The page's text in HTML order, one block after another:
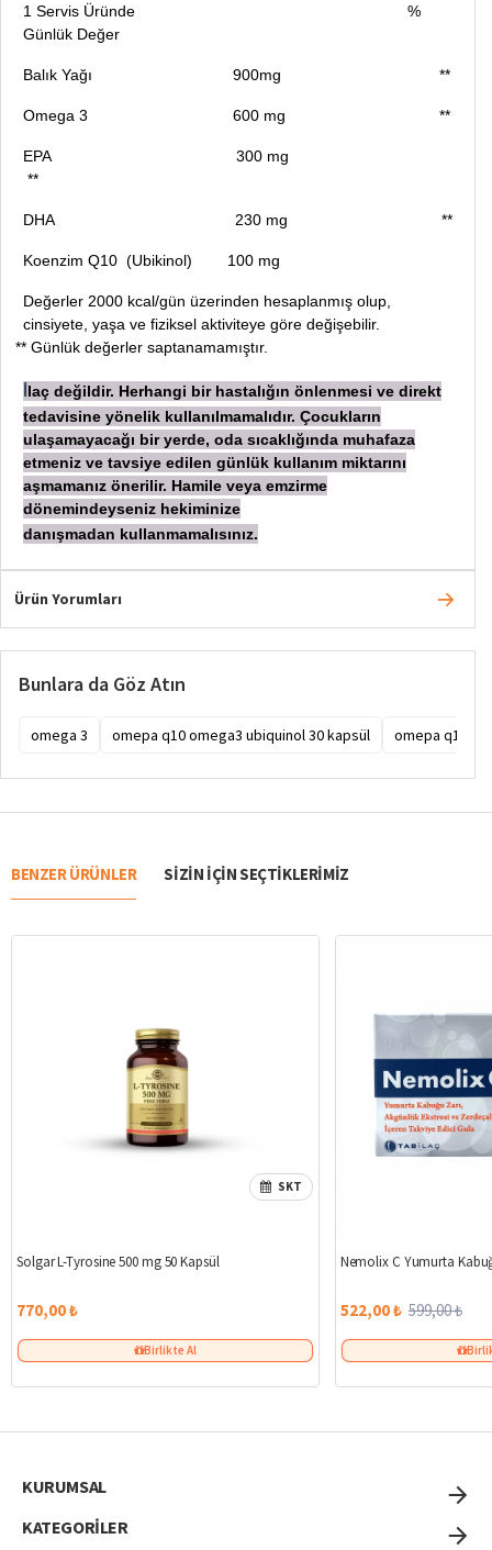
1 Servis Üründe %
Günlük Değer
Balık Yağı 900mg **
Omega 3 600 mg **
EPA 300 mg
**
DHA 230 mg **
Koenzim Q10 (Ubikinol) 100 mg
Değerler 2000 kcal/gün üzerinden hesaplanmış olup,
cinsiyete, yaşa ve fiziksel aktiviteye göre değişebilir.
** Günlük değerler saptanamamıştır.
laç değildir. Herhangi bir hastalığın önlenmesi ve direkt
tedavisine yönelik kullanılmamalıdır. Çocukların
ulaşamayacağı bir yerde, oda sıcaklığında muhafaza
etmeniz ve tavsiye edilen günlük kullanım miktarını
aşmamanız önerilir. Hamile veya emzirme
dönemindeyseniz hekiminize
danışmadan kullanmamalısınız.
Ürün Yorumları
Bunlara da Göz Atın
omega 3 omepa q10 omega3 ubiquinol 30 kapsül omepa q10
BENZER ÜRÜNLER SIZIN IÇIN SEÇTIKLERIMIZ
SKT
Solgar L-Tyrosine 500 mg 50 Kapsül
770,00 ₺
Birlikte Al
Nemolix C Yumurta
522,00 ₺ 599,00 ₺
KURUMSAL
KATEGORİLER